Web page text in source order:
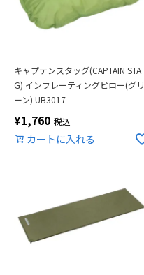
キャプテンスタッグ(CAPTAIN STA
G) インフレーティングピロー(グリ
ーン) UB3017
¥1,760 税込
カートに入れる